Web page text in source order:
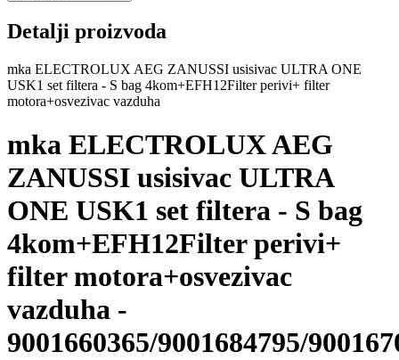
Detalji proizvoda
mka ELECTROLUX AEG ZANUSSI usisivac ULTRA ONE
USK1 set filtera - S bag 4kom+EFH12Filter perivi+ filter
motora+osvezivac vazduha
mka ELECTROLUX AEG
ZANUSSI usisivac ULTRA
ONE USK1 set filtera - S bag
4kom+EFH12Filter perivi+
filter motora+osvezivac
vazduha -
9001660365/9001684795/